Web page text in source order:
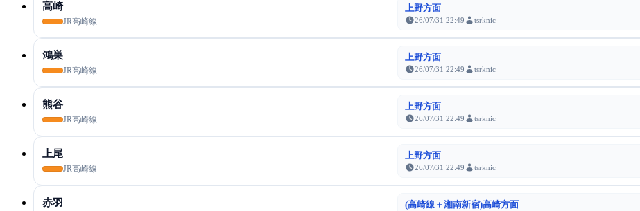
高崎
JR高崎線
上野方面
26/07/31 22:49 tsrknic
鴻巣
JR高崎線
上野方面
26/07/31 22:49 tsrknic
熊谷
JR高崎線
上野方面
26/07/31 22:49 tsrknic
上尾
JR高崎線
上野方面
26/07/31 22:49 tsrknic
赤羽 (高崎線＋湘南新宿)高崎方面